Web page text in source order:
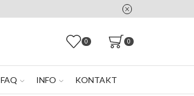
0 0
FAQ INFO KONTAKT